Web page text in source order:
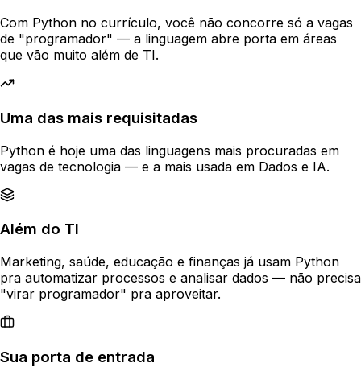
Com Python no currículo, você não concorre só a vagas
de "programador" — a linguagem abre porta em áreas
que vão muito além de TI.
Uma das mais requisitadas
Python é hoje uma das linguagens mais procuradas em
vagas de tecnologia — e a mais usada em Dados e IA.
Além do TI
Marketing, saúde, educação e finanças já usam Python
pra automatizar processos e analisar dados — não precisa
"virar programador" pra aproveitar.
Sua porta de entrada